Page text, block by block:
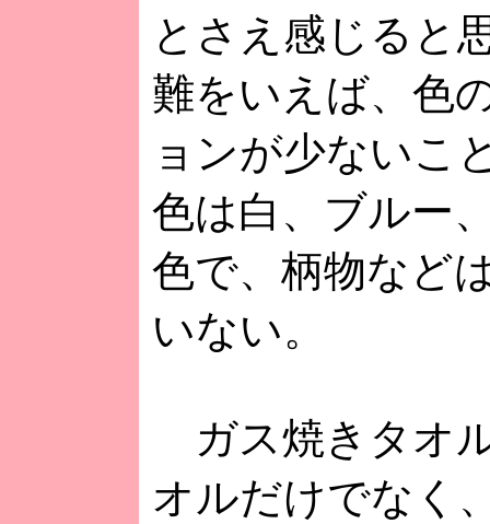
とさえ感じると
難をいえば、色
ョンが少ないこ
色は白、ブルー
色で、柄物など
いない。
ガス焼きタオ
オルだけでなく